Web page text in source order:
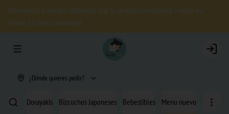
Bienvenido a nuestra rufitienda! Haz tu pedido con delivery o retiro en
tienda :) Lunes a domingo!
Abrir menu de navegación Login
¿Dónde quieres pedir?
Dorayakis Bizcochos Japoneses Bebestibles Menu nuevo